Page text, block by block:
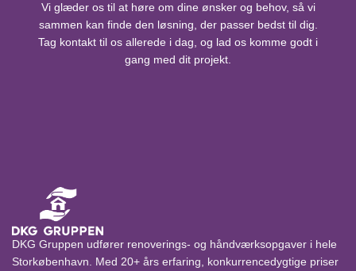
Vi glæder os til at høre om dine ønsker og behov, så vi
sammen kan finde den løsning, der passer bedst til dig.
Tag kontakt til os allerede i dag, og lad os komme godt i
gang med dit projekt.
DKG Gruppen udfører renoverings- og håndværksopgaver i hele
Storkøbenhavn. Med 20+ års erfaring, konkurrencedygtige priser